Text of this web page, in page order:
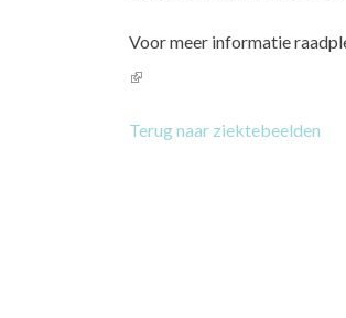
Voor meer informatie
(link
external)
Terug naar ziektebeelden